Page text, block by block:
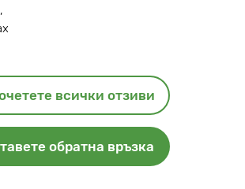
всички отзиви
обратна връзка